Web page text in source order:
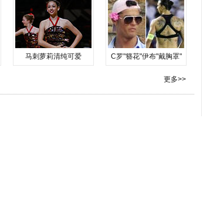
马刺萝莉清纯可爱 C罗"簪花"伊布"戴胸罩"
更多>>